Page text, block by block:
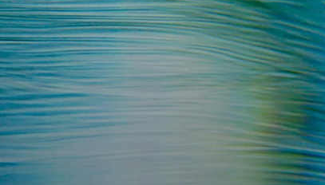
Governance
|0 Kommentare